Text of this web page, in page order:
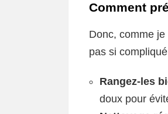
Comment
Donc, comme je
pas si
Rangez-les
doux pour